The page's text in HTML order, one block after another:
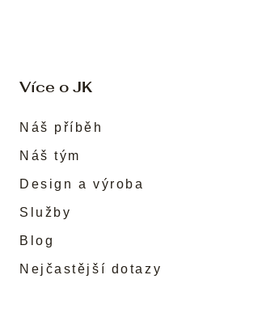
Více o JK
Náš příběh
Náš tým
Design a výroba
Služby
Blog
Nejčastější dotazy